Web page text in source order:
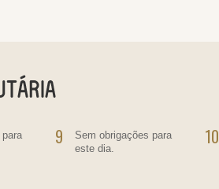
9
Sem obrigações para
este dia.
10